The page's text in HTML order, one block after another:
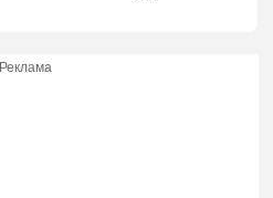
Реклама